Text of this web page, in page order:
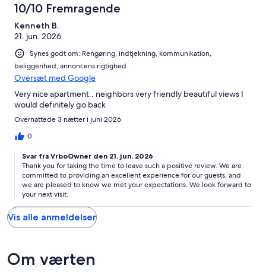
10/10 Fremragende
Kenneth B.
21. jun. 2026
Synes godt om: Rengøring, indtjekning, kommunikation,
beliggenhed, annoncens rigtighed
Oversæt med Google
Very nice apartment.. neighbors very friendly beautiful views I
would definitely go back
Overnattede 3 nætter i juni 2026
0
Svar fra VrboOwner den 21. jun. 2026
Thank you for taking the time to leave such a positive review. We are
committed to providing an excellent experience for our guests, and
we are pleased to know we met your expectations. We look forward to
your next visit.
Vis alle anmeldelser
Om værten